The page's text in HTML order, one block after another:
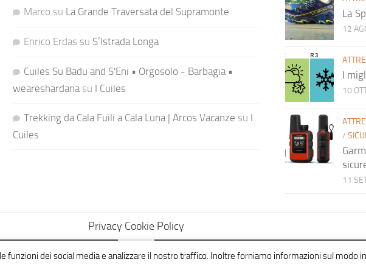
Marco su La Grande Traversata del Supramonte
Enrico Erdas su S’Istrada Longa
Cuiles Su Badu and S'Eni • Orgosolo - Barbagia •
weareshardanasu I Cuiles
Trekking da Cala Fuili a Cala Luna | Arcos Vacanze su I
Cuiles
La
12
I
10
/
11
Privacy Cookie Policy
funzioni dei social media e analizzare il nostro traffico. Inoltre forniamo informazioni sul modo